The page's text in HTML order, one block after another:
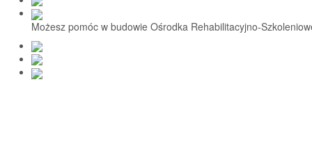
1,5% i darowizny
Nasi Beneficjenci
Ośrodek Reh-Szkol
Sprawozdania
Możesz pomóc w budowie Ośrodka Rehabilitacyjno-